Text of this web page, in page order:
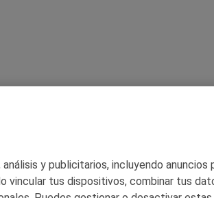
y publicitarios, incluyendo
vincular tus dispositivos, combinar tus